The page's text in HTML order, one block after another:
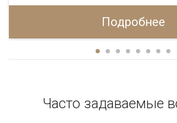
Подробнее
Часто задаваемые